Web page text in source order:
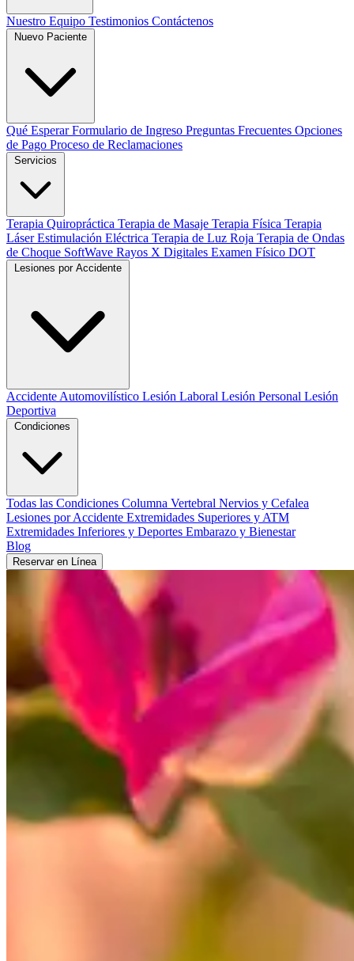
Nuestro Equipo Testimonios Contáctenos
Qué EsperarFormulario de Ingreso Preguntas Frecuentes Opciones
de Pago Proceso de Reclamaciones
Terapia Quiropráctica Terapia de Masaje Terapia Física Terapia
LáserEstimulación Eléctrica Terapia de Luz Roja Terapia de Ondas
de Choque SoftWave Rayos X Digitales Examen Físico DOT
Accidente Automovilístico Lesión Laboral Lesión Personal Lesión
Deportiva
Todas las Condiciones Columna Vertebral Nervios y Cefalea
Lesiones por Accidente Extremidades Superiores y ATM
Extremidades Inferiores y Deportes Embarazo y Bienestar
Blog
Reservar en Línea